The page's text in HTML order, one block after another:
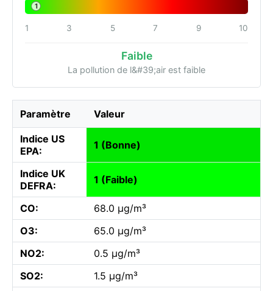
1
1 3 5 7 9 10
Faible
La pollution de l&#39;air est faible
Paramètre Valeur
Indice US
EPA:
1 (Bonne)
Indice UK
DEFRA:
1 (Faible)
CO:
68.0 µg/m³
O3:
65.0 µg/m³
NO2:
0.5 µg/m³
SO2:
1.5 µg/m³